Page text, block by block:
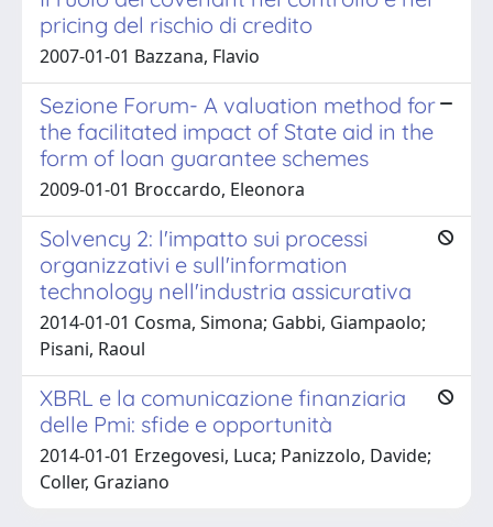
pricing del rischio di credito
2007-01-01 Bazzana, Flavio
Sezione Forum- A valuation method for
the facilitated impact of State aid in the
form of loan guarantee schemes
2009-01-01 Broccardo, Eleonora
Solvency 2: l'impatto sui processi
organizzativi e sull'information
technology nell'industria assicurativa
2014-01-01 Cosma, Simona; Gabbi, Giampaolo;
Pisani, Raoul
XBRL e la comunicazione finanziaria
delle Pmi: sfide e opportunità
2014-01-01 Erzegovesi, Luca; Panizzolo, Davide;
Coller, Graziano